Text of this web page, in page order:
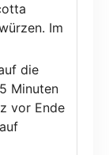
Im
die
Minuten
vor Ende